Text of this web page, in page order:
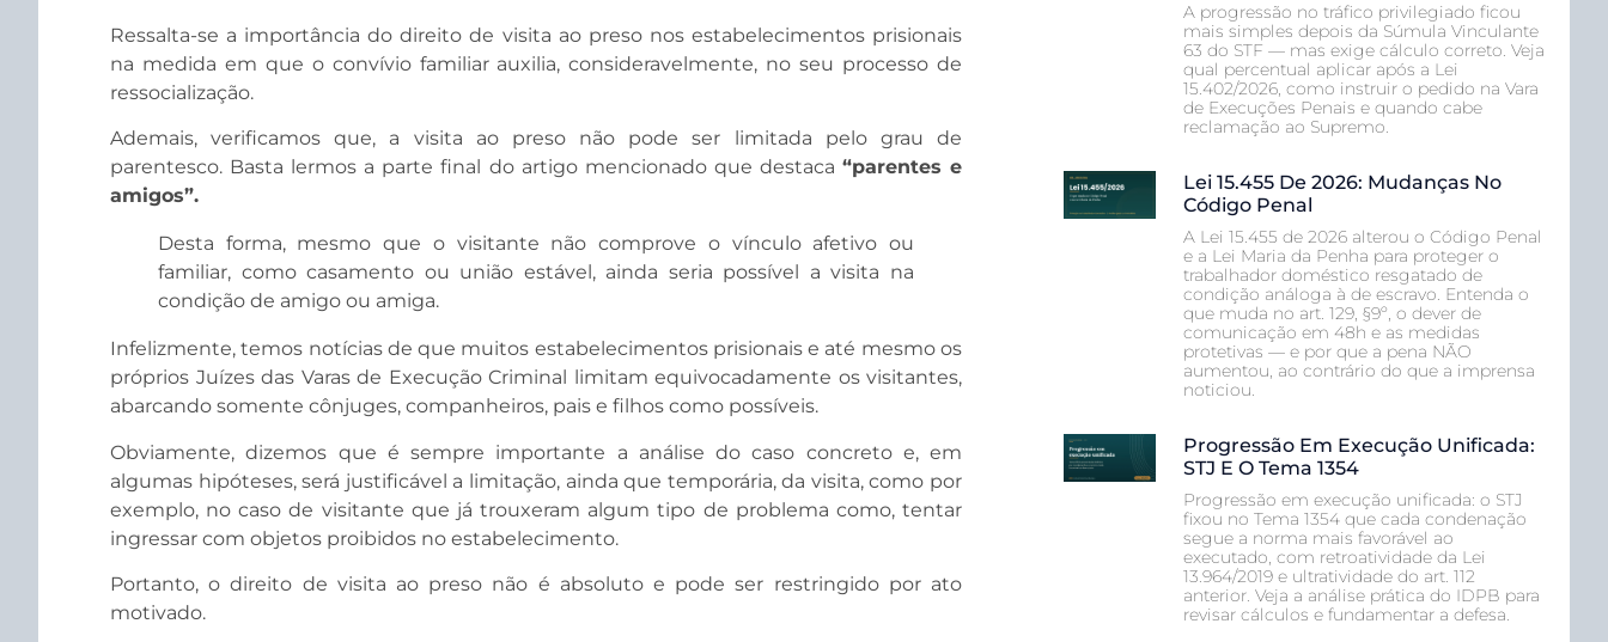
Ressalta-se a importância do direito de visita ao preso nos estabelecimentos prisionais
na medida em que o convívio familiar auxilia, consideravelmente, no seu processo de
ressocialização.
Ademais, verificamos que, a visita ao preso não pode ser limitada pelo grau de
parentesco. Basta lermos a parte final do artigo mencionado que destaca “parentes e
amigos”.
Desta forma, mesmo que o visitante não comprove o vínculo afetivo ou
familiar, como casamento ou união estável, ainda seria possível a visita na
condição de amigo ou amiga.
Infelizmente, temos notícias de que muitos estabelecimentos prisionais e até mesmo os
próprios Juízes das Varas de Execução Criminal limitam equivocadamente os visitantes,
abarcando somente cônjuges, companheiros, pais e filhos como possíveis.
Obviamente, dizemos que é sempre importante a análise do caso concreto e, em
algumas hipóteses, será justificável a limitação, ainda que temporária, da visita, como por
exemplo, no caso de visitante que já trouxeram algum tipo de problema como, tentar
ingressar com objetos proibidos no estabelecimento.
Portanto, o direito de visita ao preso não é absoluto e pode ser restringido por ato
motivado.
A progressão no tráfico privilegiado ficou
mais simples depois da Súmula Vinculante
63 do STF — mas exige cálculo correto. Veja
qual percentual aplicar após a Lei
15.402/2026, como instruir o pedido na Vara
de Execuções Penais e quando cabe
reclamação ao Supremo.
Lei 15.455 De 2026: Mudanças No
Código Penal
A Lei 15.455 de 2026 alterou o Código Penal
e a Lei Maria da Penha para proteger o
trabalhador doméstico resgatado de
condição análoga à de escravo. Entenda o
que muda no art. 129, §9º, o dever de
comunicação em 48h e as medidas
protetivas — e por que a pena NÃO
aumentou, ao contrário do que a imprensa
noticiou.
Progressão Em Execução Unificada:
STJ E O Tema 1354
Progressão em execução unificada: o STJ
fixou no Tema 1354 que cada condenação
segue a norma mais favorável ao
executado, com retroatividade da Lei
13.964/2019 e ultratividade do art. 112
anterior. Veja a análise prática do IDPB para
revisar cálculos e fundamentar a defesa.